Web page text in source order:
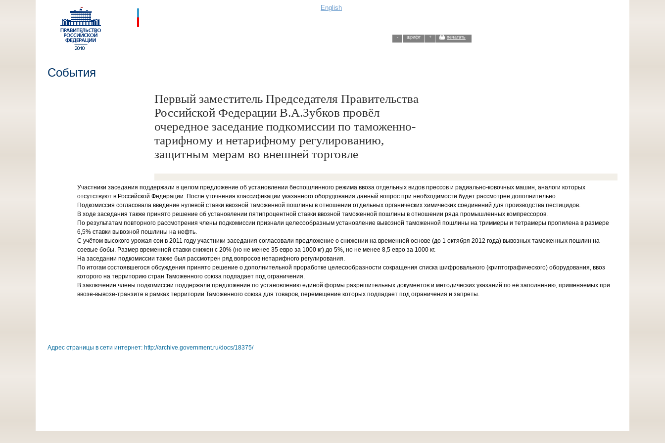
English
- шрифт + печатать
События
Первый заместитель Председателя Правительства
Российской Федерации В.А.Зубков провёл
очередное заседание подкомиссии по таможенно-
тарифному и нетарифному регулированию,
защитным мерам во внешней торговле
Участники заседания поддержали в целом предложение об установлении беспошлинного режима ввоза отдельных видов прессов и радиально-ковочных машин, аналоги которых
отсутствуют в Российской Федерации. После уточнения классификации указанного оборудования данный вопрос при необходимости будет рассмотрен дополнительно.
Подкомиссия согласовала введение нулевой ставки ввозной таможенной пошлины в отношении отдельных органических химических соединений для производства пестицидов.
В ходе заседания также принято решение об установлении пятипроцентной ставки ввозной таможенной пошлины в отношении ряда промышленных компрессоров.
По результатам повторного рассмотрения члены подкомиссии признали целесообразным установление вывозной таможенной пошлины на триммеры и тетрамеры пропилена в размере
6,5% ставки вывозной пошлины на нефть.
С учётом высокого урожая сои в 2011 году участники заседания согласовали предложение о снижении на временной основе (до 1 октября 2012 года) вывозных таможенных пошлин на
соевые бобы. Размер временной ставки снижен с 20% (но не менее 35 евро за 1000 кг) до 5%, но не менее 8,5 евро за 1000 кг.
На заседании подкомиссии также был рассмотрен ряд вопросов нетарифного регулирования.
По итогам состоявшегося обсуждения принято решение о дополнительной проработке целесообразности сокращения списка шифровального (криптографического) оборудования, ввоз
которого на территорию стран Таможенного союза подпадает под ограничения.
В заключение члены подкомиссии поддержали предложение по установлению единой формы разрешительных документов и методических указаний по её заполнению, применяемых при
ввозе-вывозе-транзите в рамках территории Таможенного союза для товаров, перемещение которых подпадает под ограничения и запреты.
Адрес страницы в сети интернет: http://archive.government.ru/docs/18375/